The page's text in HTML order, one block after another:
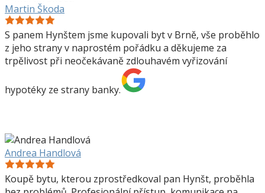
Martin Škoda
S panem Hynštem jsme kupovali byt v Brně, vše proběhlo
z jeho strany v naprostém pořádku a děkujeme za
trpělivost při neočekávaně zdlouhavém vyřizování
hypotéky ze strany banky.
Andrea Handlová
Koupě bytu, kterou zprostředkoval pan Hynšt, proběhla